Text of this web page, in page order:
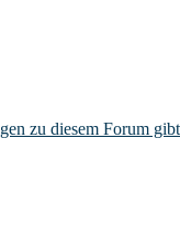
zu diesem Forum